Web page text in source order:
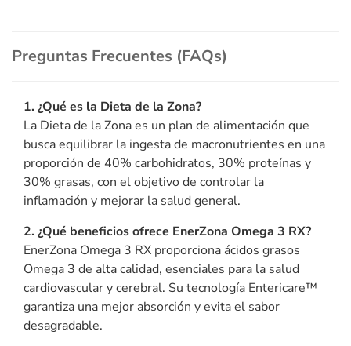
Preguntas Frecuentes (FAQs)
1. ¿Qué es la Dieta de la Zona?
La Dieta de la Zona es un plan de alimentación que
busca equilibrar la ingesta de macronutrientes en una
proporción de 40% carbohidratos, 30% proteínas y
30% grasas, con el objetivo de controlar la
inflamación y mejorar la salud general.
2. ¿Qué beneficios ofrece EnerZona Omega 3 RX?
EnerZona Omega 3 RX proporciona ácidos grasos
Omega 3 de alta calidad, esenciales para la salud
cardiovascular y cerebral. Su tecnología Entericare™
garantiza una mejor absorción y evita el sabor
desagradable.